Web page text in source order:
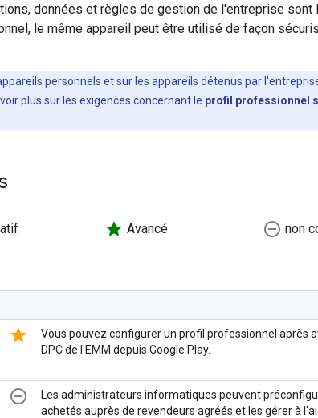
données et règles de gestion de l'entreprise sont
le même appareil peut être utilisé de façon
personnels et sur les appareils détenus par
plus sur les exigences concernant le profil professionnel
star Avancé remove_circle_outline non
star
Vous pouvez configurer un profil professionnel après
DPC de l'EMM depuis Google Play.
remove_circle_outline
Les administrateurs informatiques peuvent
achetés auprès de revendeurs agréés et les gérer à